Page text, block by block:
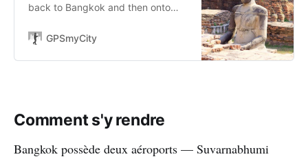
back to Bangkok and then onto
up a little with a couple of nights in
Siam, and take some time to…
GPSmyCity
Comment s'y rendre
Bangkok possède deux aéroports — Suvarnabhumi